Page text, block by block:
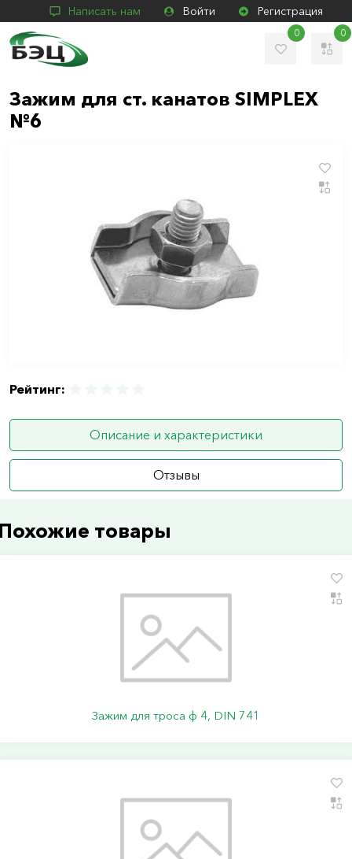
Написать нам Войти Регистрация
0 0
Зажим для ст. канатов SIMPLEX
№6
Рейтинг:
Описание и характеристики
Отзывы
товары
Зажим для троса ф 4, DIN 741